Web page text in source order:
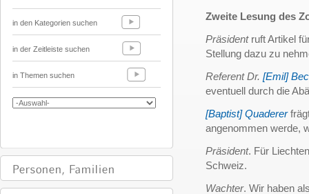
in den Kategorien suchen
in der Zeitleiste suchen
in Themen suchen
Zweite Lesung des
Präsidentruft Artikel
Stellung dazu zu
Referent Dr. [Emil]
eventuell durch die
[Baptist] Quaderer
angenommen werde,
Präsident. Für
Schweiz.
Wachter. Wir haben